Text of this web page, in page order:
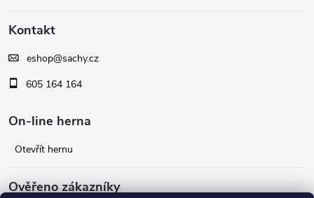
p
a
Kontakt
eshop@sachy.cz
605 164 164
On-line herna
Otevřít hernu
Ověřeno zákazníky